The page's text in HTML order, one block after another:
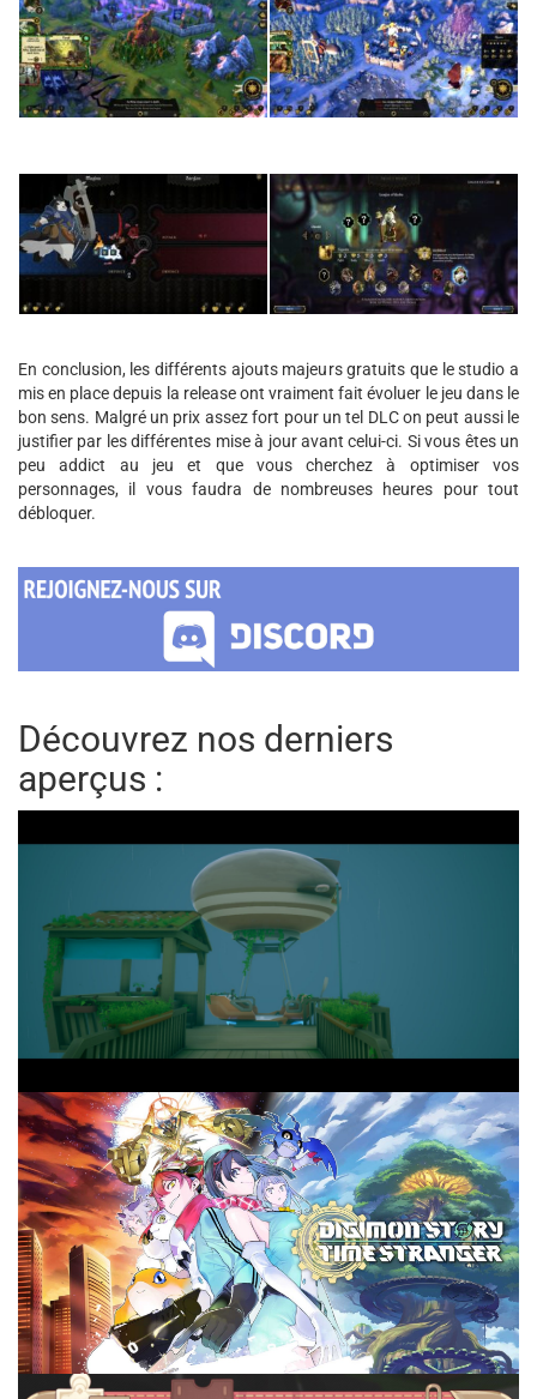
En conclusion, les différents ajouts majeurs gratuits que le studio a
mis en place depuis la release ont vraiment fait évoluer le jeu dans le
bon sens. Malgré un prix assez fort pour un tel DLC on peut aussi le
justifier par les différentes mise à jour avant celui-ci. Si vous êtes un
peu addict au jeu et que vous cherchez à optimiser vos
personnages, il vous faudra de nombreuses heures pour tout
débloquer.
Découvrez nos derniers
aperçus :